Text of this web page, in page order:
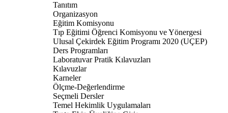
Tanıtım
Organizasyon
Eğitim Komisyonu
Tıp Eğitimi Öğrenci Komisyonu ve Yönergesi
Ulusal Çekirdek Eğitim Programı 2020 (UÇEP)
Ders Programları
Laboratuvar Pratik Kılavuzları
Kılavuzlar
Karneler
Ölçme-Değerlendirme
Seçmeli Dersler
Temel Hekimlik Uygulamaları